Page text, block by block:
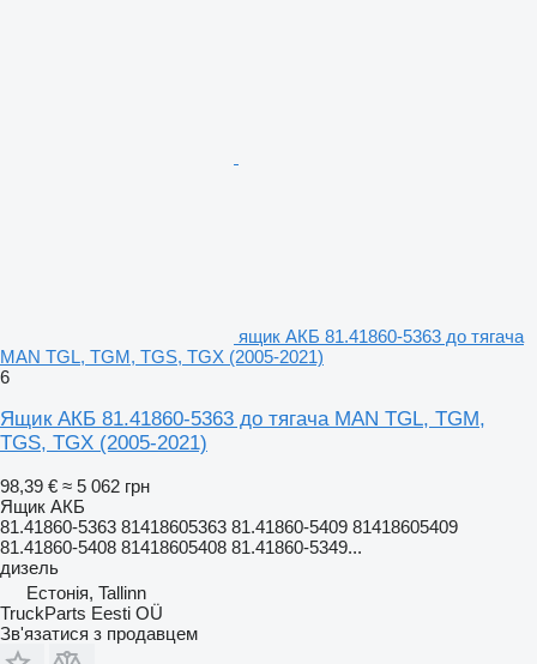
ящик АКБ 81.41860-5363 до тягача
MAN TGL, TGM, TGS, TGX (2005-2021)
6
Ящик АКБ 81.41860-5363 до тягача MAN TGL, TGM,
TGS, TGX (2005-2021)
98,39 € ≈ 5 062 грн
Ящик АКБ
81.41860-5363 81418605363 81.41860-5409 81418605409
81.41860-5408 81418605408 81.41860-5349...
дизель
Естонія, Tallinn
TruckParts Eesti OÜ
Зв'язатися з продавцем